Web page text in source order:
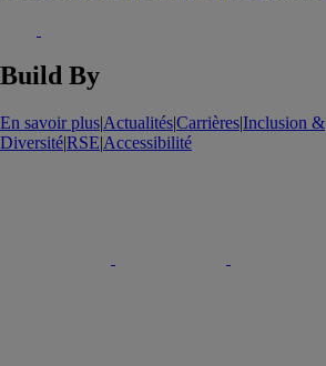
Build By
En savoir plus|Actualités|Carrières|Inclusion &
Diversité|RSE|Accessibilité